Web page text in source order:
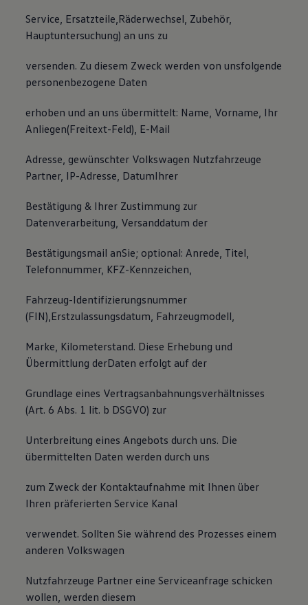
Service, Ersatzteile,Räderwechsel, Zubehör,
Hauptuntersuchung) an uns zu
versenden. Zu diesem Zweck werden von unsfolgende
personenbezogene Daten
erhoben und an uns übermittelt: Name, Vorname, Ihr
Anliegen(Freitext-Feld), E-Mail
Adresse, gewünschter Volkswagen Nutzfahrzeuge
Partner, IP-Adresse, DatumIhrer
Bestätigung & Ihrer Zustimmung zur
Datenverarbeitung, Versanddatum der
Bestätigungsmail anSie; optional: Anrede, Titel,
Telefonnummer, KFZ-Kennzeichen,
Fahrzeug-Identifizierungsnummer
(FIN),Erstzulassungsdatum, Fahrzeugmodell,
Marke, Kilometerstand. Diese Erhebung und
Übermittlung derDaten erfolgt auf der
Grundlage eines Vertragsanbahnungsverhältnisses
(Art. 6 Abs. 1 lit. b DSGVO) zur
Unterbreitung eines Angebots durch uns. Die
übermittelten Daten werden durch uns
zum Zweck der Kontaktaufnahme mit Ihnen über
Ihren präferierten Service Kanal
verwendet. Sollten Sie während des Prozesses einem
anderen Volkswagen
Nutzfahrzeuge Partner eine Serviceanfrage schicken
wollen, werden diesem